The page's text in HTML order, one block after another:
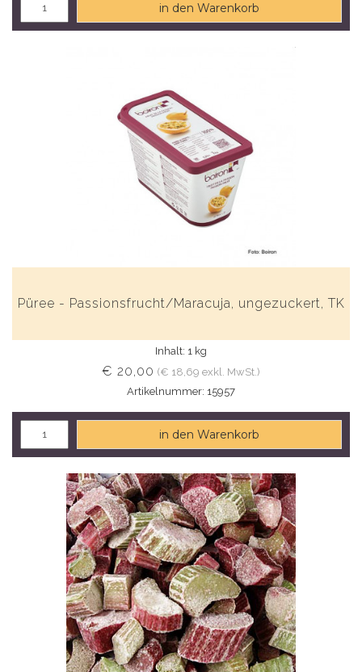
in den Warenkorb
Püree - Passionsfrucht/Maracuja, ungezuckert, TK
Inhalt: 1 kg
€ 20,00 (€ 18,69 exkl. MwSt.)
Artikelnummer: 15957
in den Warenkorb